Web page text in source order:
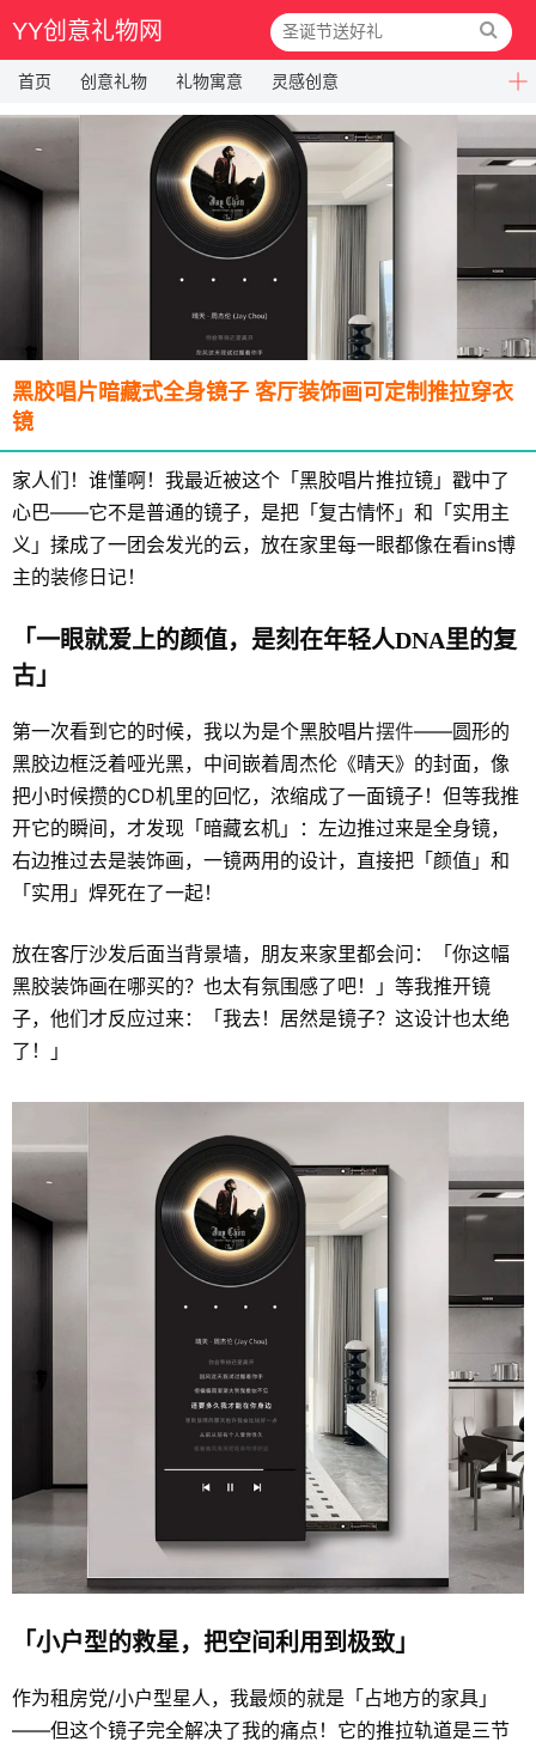
YY创意礼物网
首页 创意礼物 礼物寓意 灵感创意
黑胶唱片暗藏式全身镜子 客厅装饰画可定制推拉穿衣
镜
家人们！谁懂啊！我最近被这个「黑胶唱片推拉镜」戳中了
心巴——它不是普通的镜子，是把「复古情怀」和「实用主
义」揉成了一团会发光的云，放在家里每一眼都像在看ins博
主的装修日记！
「一眼就爱上的颜值，是刻在年轻人DNA里的复
古」
第一次看到它的时候，我以为是个黑胶唱片摆件——圆形的
黑胶边框泛着哑光黑，中间嵌着周杰伦《晴天》的封面，像
把小时候攒的CD机里的回忆，浓缩成了一面镜子！但等我推
开它的瞬间，才发现「暗藏玄机」：左边推过来是全身镜，
右边推过去是装饰画，一镜两用的设计，直接把「颜值」和
「实用」焊死在了一起！
放在客厅沙发后面当背景墙，朋友来家里都会问：「你这幅
黑胶装饰画在哪买的？也太有氛围感了吧！」等我推开镜
子，他们才反应过来：「我去！居然是镜子？这设计也太绝
了！」
「小户型的救星，把空间利用到极致」
作为租房党/小户型星人，我最烦的就是「占地方的家具」
——但这个镜子完全解决了我的痛点！它的推拉轨道是三节